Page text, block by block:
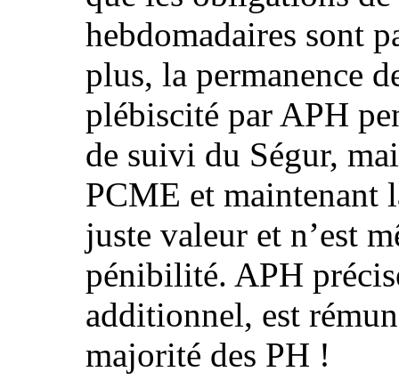
hebdomadaires sont
plus, la permanence
plébiscité par APH
de suivi du Ségur,
PCME et maintenant
juste valeur et n’est
pénibilité. APH
additionnel, est
majorité des PH !